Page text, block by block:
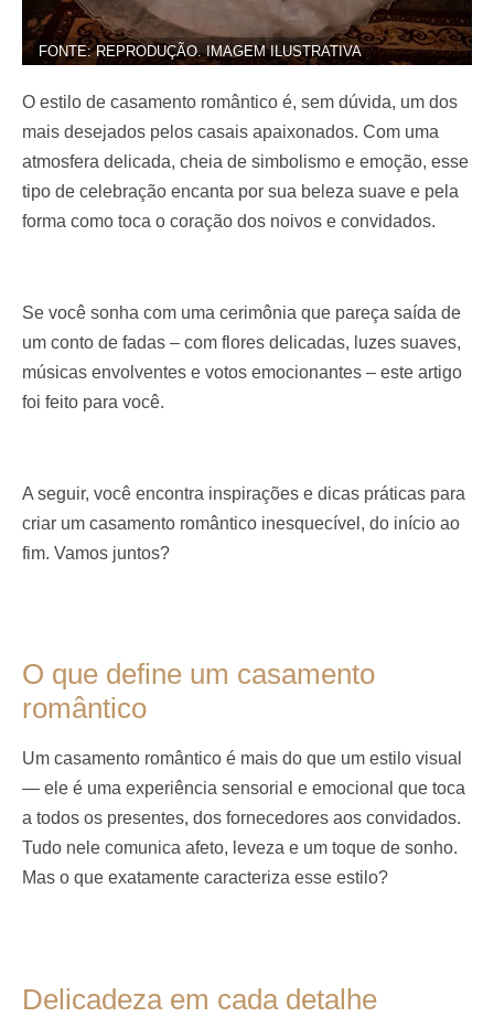
FONTE: REPRODUÇÃO. IMAGEM ILUSTRATIVA
O estilo de casamento romântico é, sem dúvida, um dos
mais desejados pelos casais apaixonados. Com uma
atmosfera delicada, cheia de simbolismo e emoção, esse
tipo de celebração encanta por sua beleza suave e pela
forma como toca o coração dos noivos e convidados.
Se você sonha com uma cerimônia que pareça saída de
um conto de fadas – com flores delicadas, luzes suaves,
músicas envolventes e votos emocionantes – este artigo
foi feito para você.
A seguir, você encontra inspirações e dicas práticas para
criar um casamento romântico inesquecível, do início ao
fim. Vamos juntos?
O que define um casamento
romântico
Um casamento romântico é mais do que um estilo visual
— ele é uma experiência sensorial e emocional que toca
a todos os presentes, dos fornecedores aos convidados.
Tudo nele comunica afeto, leveza e um toque de sonho.
Mas o que exatamente caracteriza esse estilo?
Delicadeza em cada detalhe